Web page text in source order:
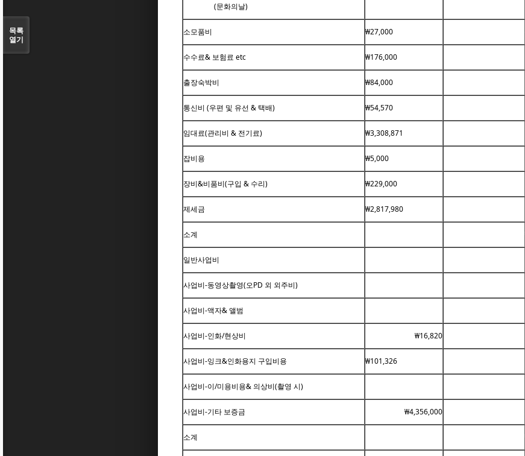
(문화의날)
소모품비 ₩27,000
수수료& 보험료 etc ₩176,000
출장숙박비 ₩84,000
통신비 (우편 및 유선 & 택배) ₩54,570
임대료(관리비 & 전기료) ₩3,308,871
잡비용 ₩5,000
장비&비품비(구입 & 수리) ₩229,000
제세금 ₩2,817,980
소계
일반사업비
사업비-동영상촬영(오PD 외 외주비)
사업비-액자& 앨범
사업비-인화/현상비 ₩16,820
사업비-잉크&인화용지 구입비용 ₩101,326
사업비-이/미용비용& 의상비(촬영 시)
사업비-기타 보증금 ₩4,356,000
소계
목록
열기